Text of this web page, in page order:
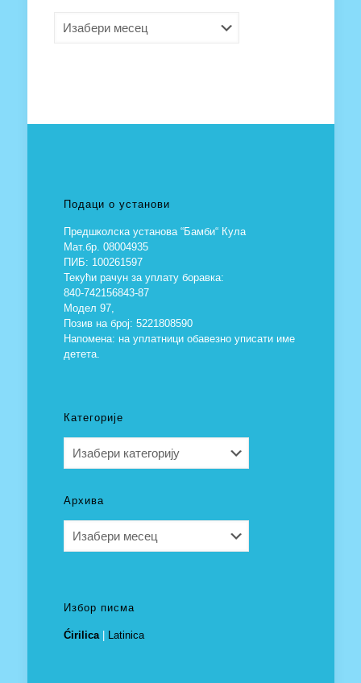
Подаци о установи
Предшколска установа “Бамби“ Кула
Мат.бр. 08004935
ПИБ: 100261597
Текући рачун за уплату боравка:
840-742156843-87
Модел 97,
Позив на број: 5221808590
Напомена: на уплатници обавезно уписати име
детета.
Категорије
Архива
Избор писма
Ćirilica| Latinica